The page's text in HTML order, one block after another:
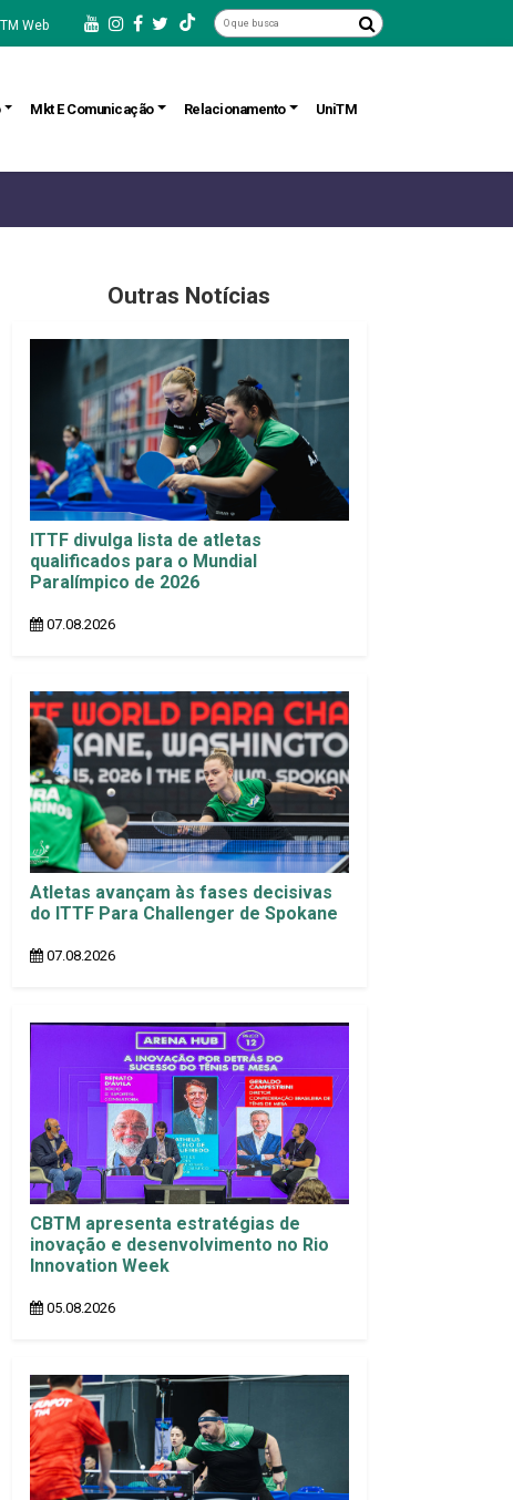
Web
Mkt E Comunicação Relacionamento UniTM
Outras Notícias
ITTF divulga lista de atletas
qualificados para o Mundial
Paralímpico de 2026
07.08.2026
Atletas avançam às fases decisivas
do ITTF Para Challenger de Spokane
07.08.2026
CBTM apresenta estratégias de
inovação e desenvolvimento no Rio
Innovation Week
05.08.2026